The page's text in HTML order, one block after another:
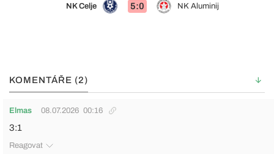
NK Celje 5:0 NK Aluminij
KOMENTÁŘE (2)
Elmas 08.07.2026 00:16
3:1
Reagovat